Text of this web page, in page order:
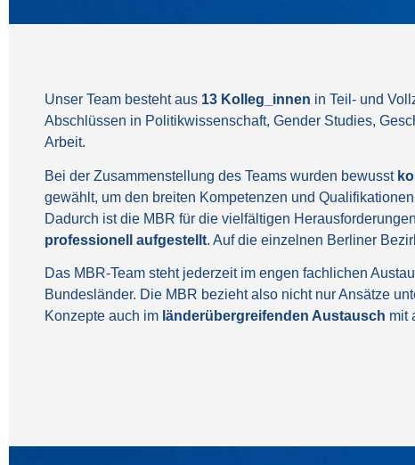
Unser Team besteht aus 13 Kolleg_innen in Teil- und
Abschlüssen in Politikwissenschaft, Gender Studies,
Arbeit.
Bei der Zusammenstellung des Teams wurden bewusst
gewählt, um den breiten Kompetenzen und
Dadurch ist die MBR für die vielfältigen
professionell aufgestellt. Auf die einzelnen Berliner
Das MBR-Team steht jederzeit im engen fachlichen
Bundesländer. Die MBR bezieht also nicht nur Ansätze
Konzepte auch im länderübergreifenden Austausch mit